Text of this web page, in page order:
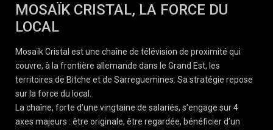
MOSAÏK CRISTAL, LA FORCE DU
LOCAL
Mosaïk Cristal est une chaîne de télévision de proximité qui
couvre, à la frontière allemande dans le Grand Est, les
territoires de Bitche et de Sarreguemines. Sa stratégie repose
sur la force du local.
La chaîne, forte d’une vingtaine de salariés, s’engage sur 4
axes majeurs : être originale, être regardée, bénéficier d’un